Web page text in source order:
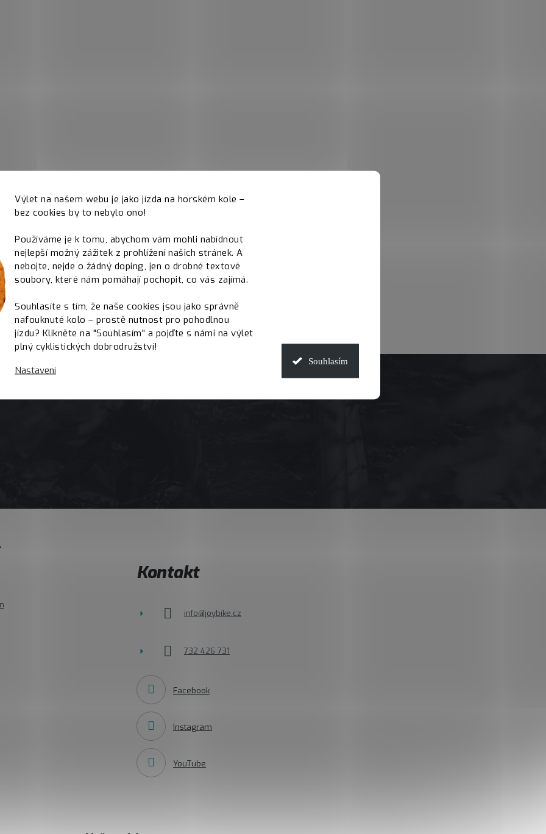
Výlet na našem webu je jako jízda na horském kole –
bez cookies by to nebylo ono!
Používáme je k tomu, abychom vám mohli nabídnout
nejlepší možný zážitek z prohlížení našich stránek. A
nebojte, nejde o žádný doping, jen o drobné textové
soubory, které nám pomáhají pochopit, co vás zajímá.
Souhlasíte s tím, že naše cookies jsou jako správně
nafouknuté kolo – prostě nutnost pro pohodlnou
jízdu? Klikněte na "Souhlasím" a pojďte s námi na výlet
plný cyklistických dobrodružství!
Nastavení
Souhlasím
Kontakt
info@joybike.cz
732 426 731
Facebook
Instagram
YouTube